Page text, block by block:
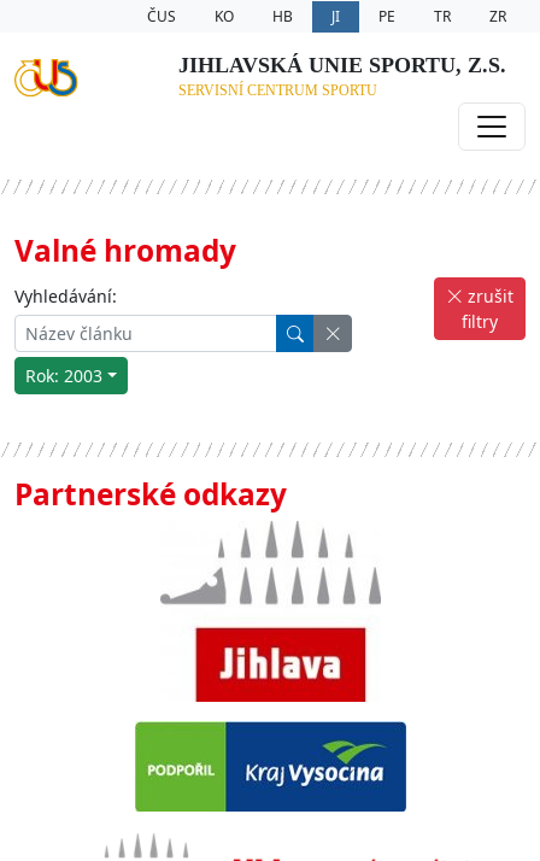
ČUS KO HB JI PE TR ZR
JIHLAVSKÁ UNIE SPORTU, Z.S.
SERVISNÍ CENTRUM SPORTU
Valné hromady
Vyhledávání:
Rok: 2003
zrušit
filtry
Partnerské odkazy